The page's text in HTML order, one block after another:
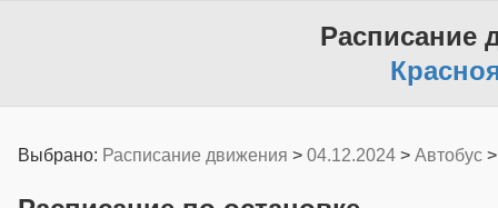
Расписание
Выбрано: Расписание движения > 04.12.2024 > Автобус